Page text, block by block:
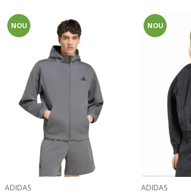
NOU
ADIDAS
NOU
ADIDAS